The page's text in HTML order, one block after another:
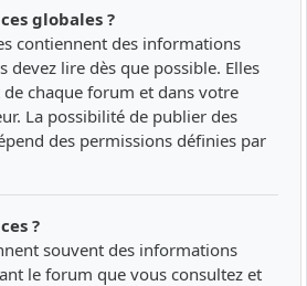
globales ?
contiennent des informations
devez lire dès que possible. Elles
chaque forum et dans votre
La possibilité de publier des
des permissions définies par
?
souvent des informations
le forum que vous consultez et